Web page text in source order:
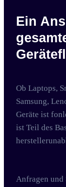
Ein
Ob Laptops,
Samsung,
Geräte ist
ist Teil des
Anfragen und